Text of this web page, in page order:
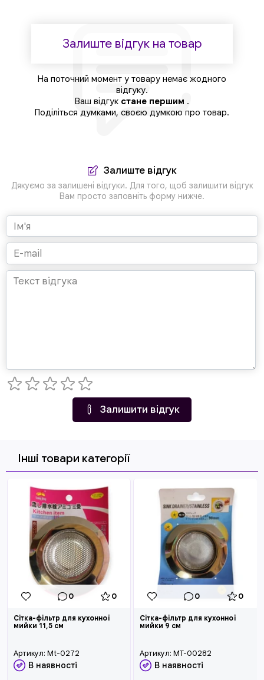
Залиште відгук на товар
На поточний момент у товару немає жодного
відгуку.
Ваш відгук стане першим .
Поділіться думками, своєю думкою про товар.
Залиште відгук
Дякуємо за залишені відгуки. Для того, щоб залишити відгук
Вам просто заповніть форму нижче.
Залишити відгук
Інші товари категорії
0 0
Сітка-фільтр для кухонної
мийки 11,5 см
Артикул: Mt-0272
В наявності
0 0
Сітка-фільтр для кухонної
мийки 9 см
Артикул: MT-00282
В наявності